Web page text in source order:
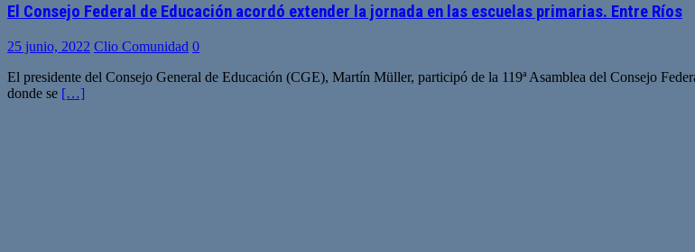
El Consejo Federal de Educación acordó extender la jornada en las escuelas primarias. Entre Ríos
25 junio, 2022 Clio Comunidad 0
El presidente del Consejo General de Educación (CGE), Martín Müller, participó de la 119ª Asamblea del Consejo
donde se […]